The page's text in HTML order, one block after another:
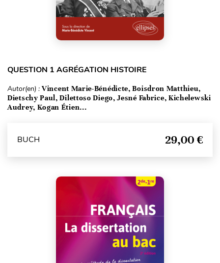
QUESTION 1 AGRÉGATION HISTOIRE
Autor(en) : Vincent Marie-Bénédicte, Boisdron Matthieu,
Dietschy Paul, Dilettoso Diego, Jesné Fabrice, Kichelewski
Audrey, Kogan Étien...
BUCH 29,00 €